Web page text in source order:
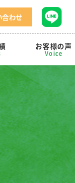
合わせ
お客様の声
Voice